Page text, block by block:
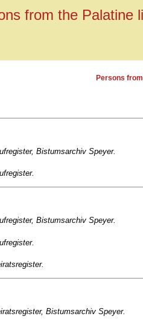
from the Palatine
Persons
Bistumsarchiv Speyer.
Bistumsarchiv Speyer.
Bistumsarchiv Speyer.